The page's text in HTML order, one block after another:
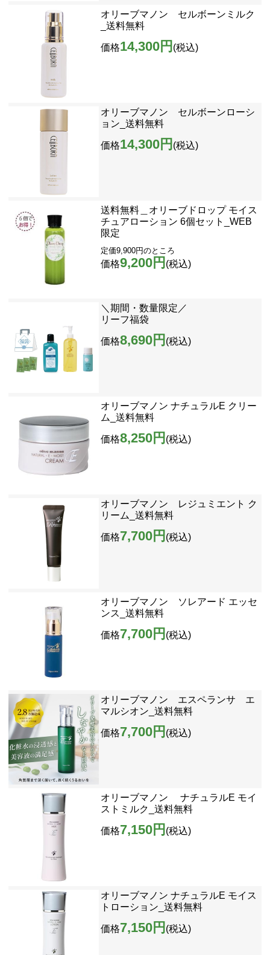
オリーブマノン セルボーンミルク
_送料無料
価格14,300円 (税込)
オリーブマノン セルボーンローシ
ョン_送料無料
価格14,300円 (税込)
送料無料＿オリーブドロップ モイス
チュアローション 6個セット_WEB
限定
定価9,900円のところ
価格9,200円 (税込)
＼期間・数量限定／
リーフ福袋
価格8,690円 (税込)
オリーブマノン ナチュラルE クリー
ム_送料無料
価格8,250円 (税込)
オリーブマノン レジュミエント ク
リーム_送料無料
価格7,700円 (税込)
オリーブマノン ソレアード エッセ
ンス_送料無料
価格7,700円 (税込)
オリーブマノン エスペランサ エ
マルシオン_送料無料
価格7,700円 (税込)
オリーブマノン ナチュラルE モイ
ストミルク_送料無料
価格7,150円 (税込)
オリーブマノン ナチュラルE モイス
トローション_送料無料
価格7,150円 (税込)